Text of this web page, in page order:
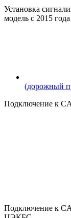
Установка
модель с 2015 года
(дорожный
Подключение к
Подключение к